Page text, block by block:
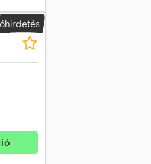
|
3500
102 cm